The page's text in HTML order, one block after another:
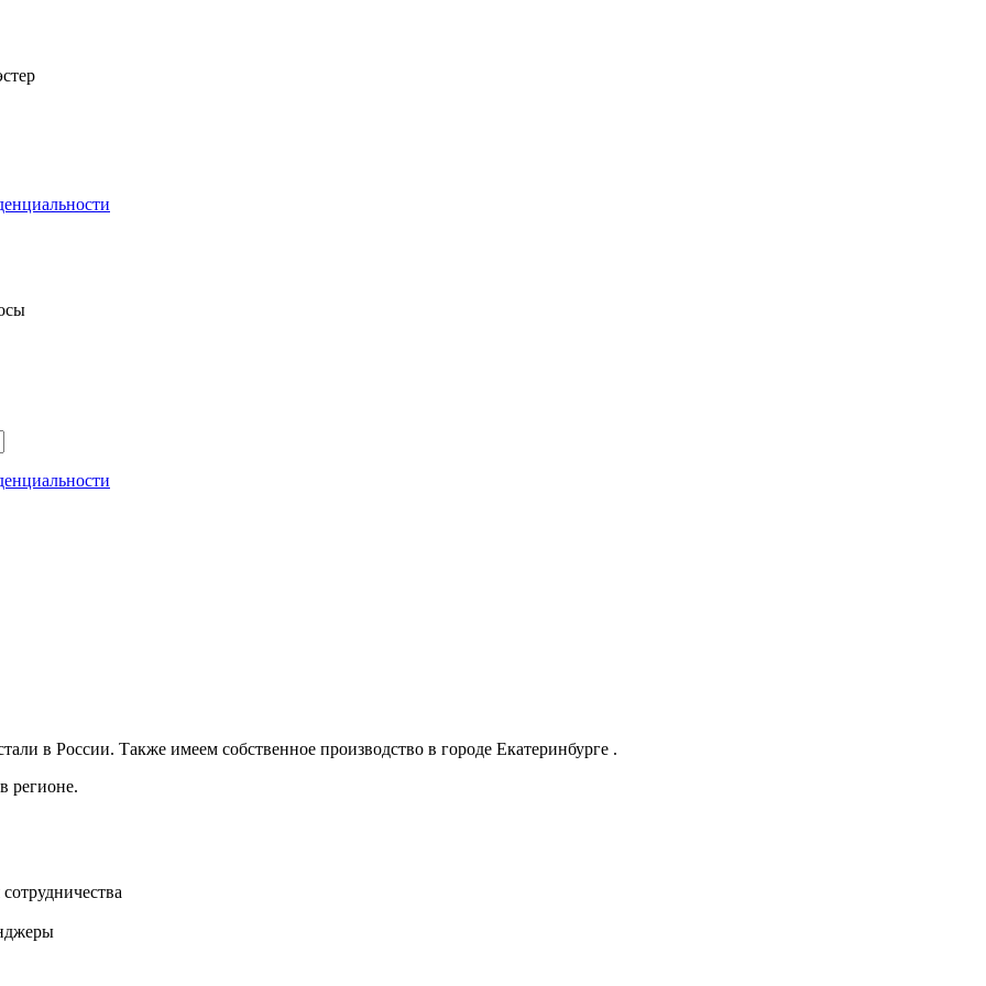
в России. Также имеем собственное производство в городе Екатеринбурге .
регионе.